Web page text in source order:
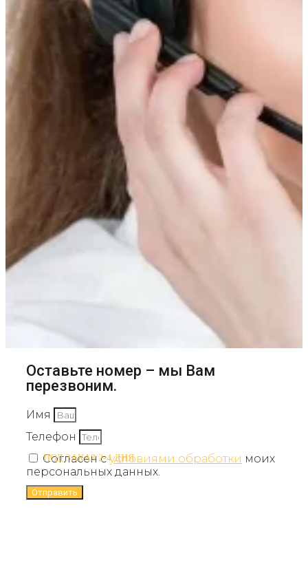
ПОД ЗАКАЗ 2-4 ДНЯ
Оставьте номер – мы Вам
перезвоним.
Имя
Телефон
Согласен сусловиями обработки моих
персональных данных.
Отправить